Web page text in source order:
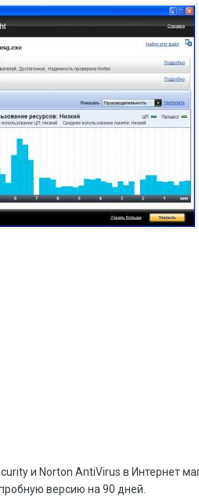
и Norton AntiVirus в Интернет
версию на 90 дней.